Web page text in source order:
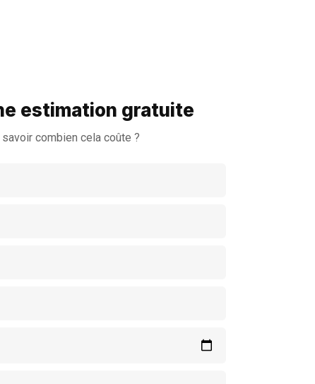
estimation gratuite
combien cela coûte ?